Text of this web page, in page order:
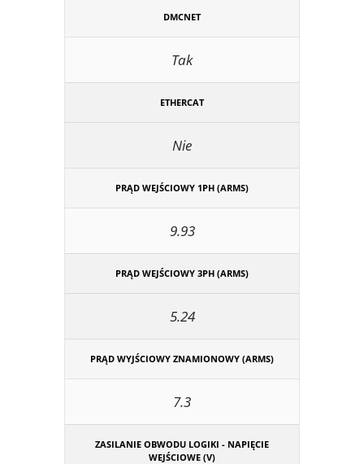
DMCNET
Tak
ETHERCAT
Nie
PRĄD WEJŚCIOWY 1PH (ARMS)
9.93
PRĄD WEJŚCIOWY 3PH (ARMS)
5.24
PRĄD WYJŚCIOWY ZNAMIONOWY (ARMS)
7.3
ZASILANIE OBWODU LOGIKI - NAPIĘCIE
WEJŚCIOWE (V)